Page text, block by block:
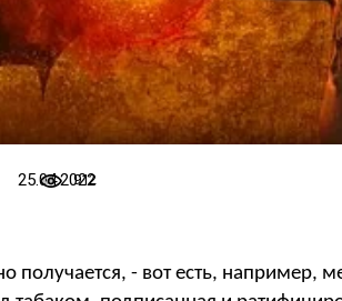
25.04.2022
912
получается, - вот есть,